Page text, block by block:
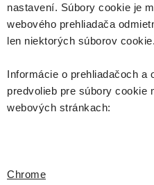
nastavení. Súbory cookie je
webového prehliadača
len niektorých súborov cookie.
Informácie o prehliadačoch a
predvolieb pre súbory cookie
webových stránkach:
Chrome